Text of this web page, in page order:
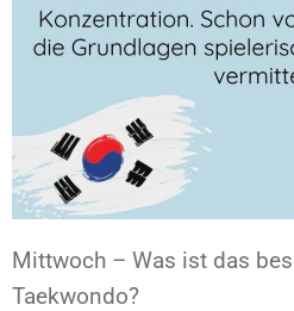
Mittwoch – Was ist das
Taekwondo?